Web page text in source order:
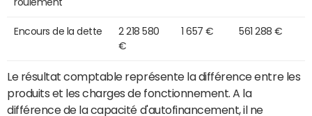
Encours de la dette
2 218 580
€
1 657 € 561 288 €
Le résultat comptable représente la différence entre les
produits et les charges de fonctionnement. A la
différence de la capacité d'autofinancement, il ne